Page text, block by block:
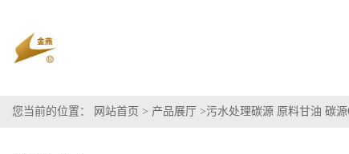
您当前的位置： 网站首页 > 产品展厅 >污水处理碳源 原料甘油 碳源